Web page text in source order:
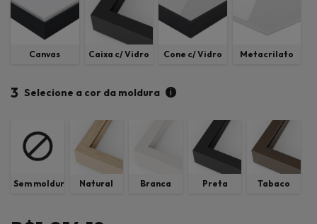
Canvas Caixa c/ Vidro Cone c/ Vidro Metacrilato
3 Selecione a cor da moldura i
Sem moldura Natural Branca Preta Tabaco